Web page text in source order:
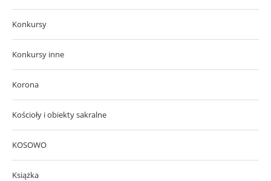
Konkursy
Konkursy inne
Korona
Kościoły i obiekty sakralne
KOSOWO
Książka